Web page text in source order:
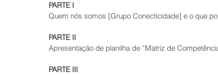
PARTE I
Quem nós somos [Grupo Conecticidade] e o que
PARTE II
Apresentação de planilha de “Matriz de
PARTE III